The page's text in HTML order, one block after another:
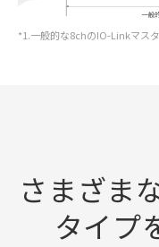
*1.一般的な8chのIO-Linkマス
さまざま
タイプ